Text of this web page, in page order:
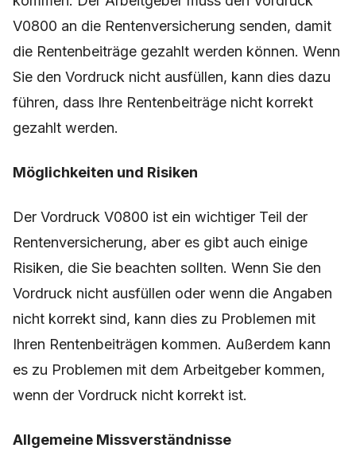
V0800 an die Rentenversicherung senden, damit
die Rentenbeiträge gezahlt werden können. Wenn
Sie den Vordruck nicht ausfüllen, kann dies dazu
führen, dass Ihre Rentenbeiträge nicht korrekt
gezahlt werden.
Möglichkeiten und Risiken
Der Vordruck V0800 ist ein wichtiger Teil der
Rentenversicherung, aber es gibt auch einige
Risiken, die Sie beachten sollten. Wenn Sie den
Vordruck nicht ausfüllen oder wenn die Angaben
nicht korrekt sind, kann dies zu Problemen mit
Ihren Rentenbeiträgen kommen. Außerdem kann
es zu Problemen mit dem Arbeitgeber kommen,
wenn der Vordruck nicht korrekt ist.
Allgemeine Missverständnisse